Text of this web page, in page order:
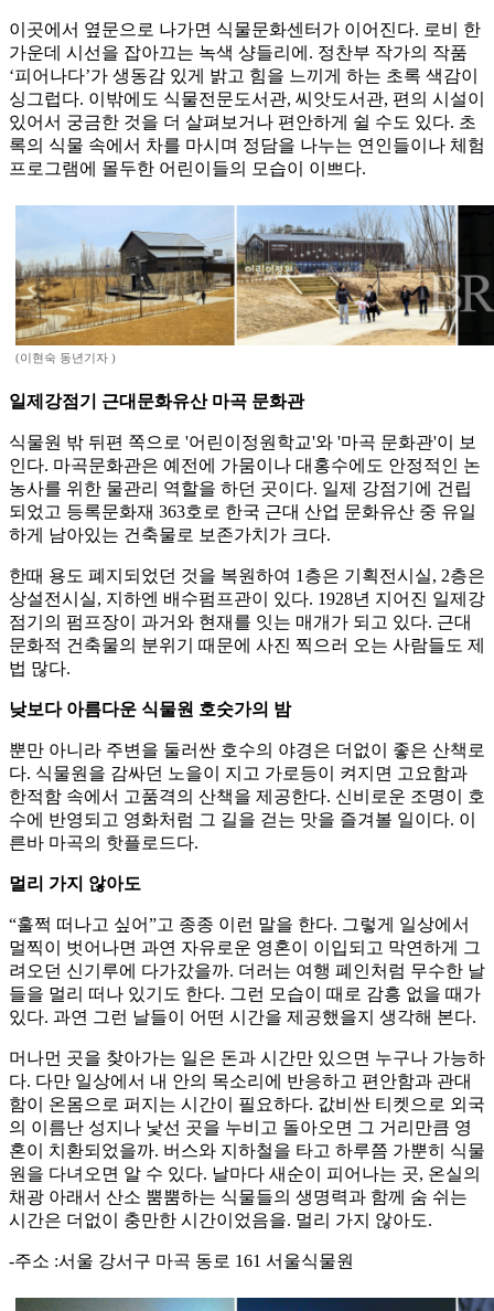
이곳에서 옆문으로 나가면 식물문화센터가 이어진다. 로비 한
가운데 시선을 잡아끄는 녹색 샹들리에. 정찬부 작가의 작품
‘피어나다’가 생동감 있게 밝고 힘을 느끼게 하는 초록 색감이
싱그럽다. 이밖에도 식물전문도서관, 씨앗도서관, 편의 시설이
있어서 궁금한 것을 더 살펴보거나 편안하게 쉴 수도 있다. 초
록의 식물 속에서 차를 마시며 정담을 나누는 연인들이나 체험
프로그램에 몰두한 어린이들의 모습이 이쁘다.
(이현숙 동년기자 )
일제강점기 근대문화유산 마곡 문화관
식물원 밖 뒤편 쪽으로 '어린이정원학교'와 '마곡 문화관'이 보
인다. 마곡문화관은 예전에 가뭄이나 대홍수에도 안정적인 논
농사를 위한 물관리 역할을 하던 곳이다. 일제 강점기에 건립
되었고 등록문화재 363호로 한국 근대 산업 문화유산 중 유일
하게 남아있는 건축물로 보존가치가 크다.
한때 용도 폐지되었던 것을 복원하여 1층은 기획전시실, 2층은
상설전시실, 지하엔 배수펌프관이 있다. 1928년 지어진 일제강
점기의 펌프장이 과거와 현재를 잇는 매개가 되고 있다. 근대
문화적 건축물의 분위기 때문에 사진 찍으러 오는 사람들도 제
법 많다.
낮보다 아름다운 식물원 호숫가의 밤
뿐만 아니라 주변을 둘러싼 호수의 야경은 더없이 좋은 산책로
다. 식물원을 감싸던 노을이 지고 가로등이 켜지면 고요함과
한적함 속에서 고품격의 산책을 제공한다. 신비로운 조명이 호
수에 반영되고 영화처럼 그 길을 걷는 맛을 즐겨볼 일이다. 이
른바 마곡의 핫플로드다.
멀리 가지 않아도
“훌쩍 떠나고 싶어”고 종종 이런 말을 한다. 그렇게 일상에서
멀찍이 벗어나면 과연 자유로운 영혼이 이입되고 막연하게 그
려오던 신기루에 다가갔을까. 더러는 여행 폐인처럼 무수한 날
들을 멀리 떠나 있기도 한다. 그런 모습이 때로 감흥 없을 때가
있다. 과연 그런 날들이 어떤 시간을 제공했을지 생각해 본다.
머나먼 곳을 찾아가는 일은 돈과 시간만 있으면 누구나 가능하
다. 다만 일상에서 내 안의 목소리에 반응하고 편안함과 관대
함이 온몸으로 퍼지는 시간이 필요하다. 값비싼 티켓으로 외국
의 이름난 성지나 낯선 곳을 누비고 돌아오면 그 거리만큼 영
혼이 치환되었을까. 버스와 지하철을 타고 하루쯤 가뿐히 식물
원을 다녀오면 알 수 있다. 날마다 새순이 피어나는 곳, 온실의
채광 아래서 산소 뿜뿜하는 식물들의 생명력과 함께 숨 쉬는
시간은 더없이 충만한 시간이었음을. 멀리 가지 않아도.
-주소 :서울 강서구 마곡 동로 161 서울식물원